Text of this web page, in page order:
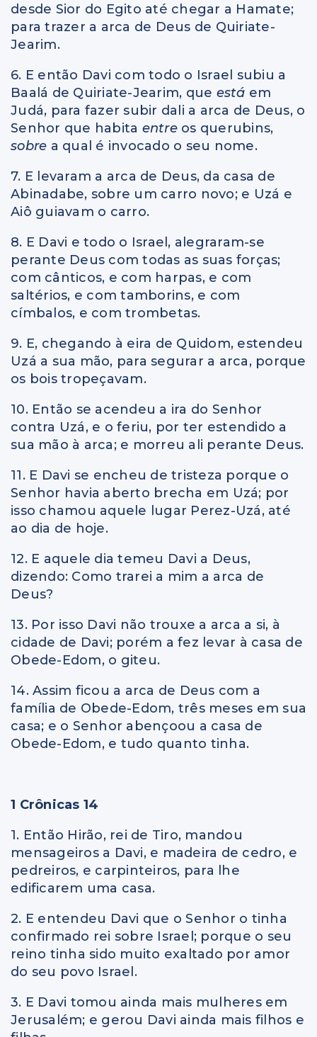
desde Sior do Egito até chegar a Hamate;
para trazer a arca de Deus de Quiriate-
Jearim.
6. E então Davi com todo o Israel subiu a
Baalá de Quiriate-Jearim, que está em
Judá, para fazer subir dali a arca de Deus, o
Senhor que habita entre os querubins,
sobre a qual é invocado o seu nome.
7. E levaram a arca de Deus, da casa de
Abinadabe, sobre um carro novo; e Uzá e
Aiô guiavam o carro.
8. E Davi e todo o Israel, alegraram-se
perante Deus com todas as suas forças;
com cânticos, e com harpas, e com
saltérios, e com tamborins, e com
címbalos, e com trombetas.
9. E, chegando à eira de Quidom, estendeu
Uzá a sua mão, para segurar a arca, porque
os bois tropeçavam.
10. Então se acendeu a ira do Senhor
contra Uzá, e o feriu, por ter estendido a
sua mão à arca; e morreu ali perante Deus.
11. E Davi se encheu de tristeza porque o
Senhor havia aberto brecha em Uzá; por
isso chamou aquele lugar Perez-Uzá, até
ao dia de hoje.
12. E aquele dia temeu Davi a Deus,
dizendo: Como trarei a mim a arca de
Deus?
13. Por isso Davi não trouxe a arca a si, à
cidade de Davi; porém a fez levar à casa de
Obede-Edom, o giteu.
14. Assim ficou a arca de Deus com a
família de Obede-Edom, três meses em sua
casa; e o Senhor abençoou a casa de
Obede-Edom, e tudo quanto tinha.
1 Crônicas 14
1. Então Hirão, rei de Tiro, mandou
mensageiros a Davi, e madeira de cedro, e
pedreiros, e carpinteiros, para lhe
edificarem uma casa.
2. E entendeu Davi que o Senhor o tinha
confirmado rei sobre Israel; porque o seu
reino tinha sido muito exaltado por amor
do seu povo Israel.
3. E Davi tomou ainda mais mulheres em
Jerusalém; e gerou Davi ainda mais filhos e